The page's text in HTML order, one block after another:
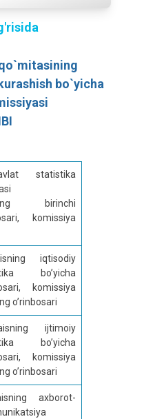
bo`yicha
statistika
birinchi
komissiya
iqtisodiy
bo’yicha
komissiya
o’rinbosari
ijtimoiy
bo’yicha
komissiya
o’rinbosari
axborot-